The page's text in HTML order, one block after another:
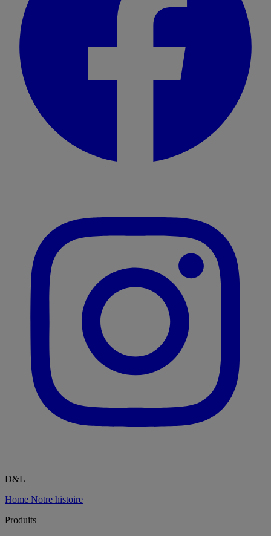
D&L
Home Notre histoire
Produits